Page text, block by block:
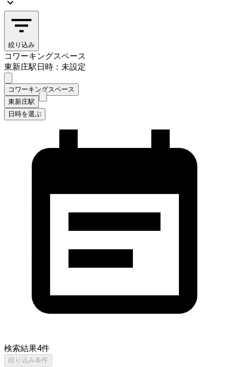
絞り込み
コワーキングスペース
東新庄駅日時：未設定
コワーキングスペース
東新庄駅
日時を選ぶ
検索結果4件
絞り込み条件